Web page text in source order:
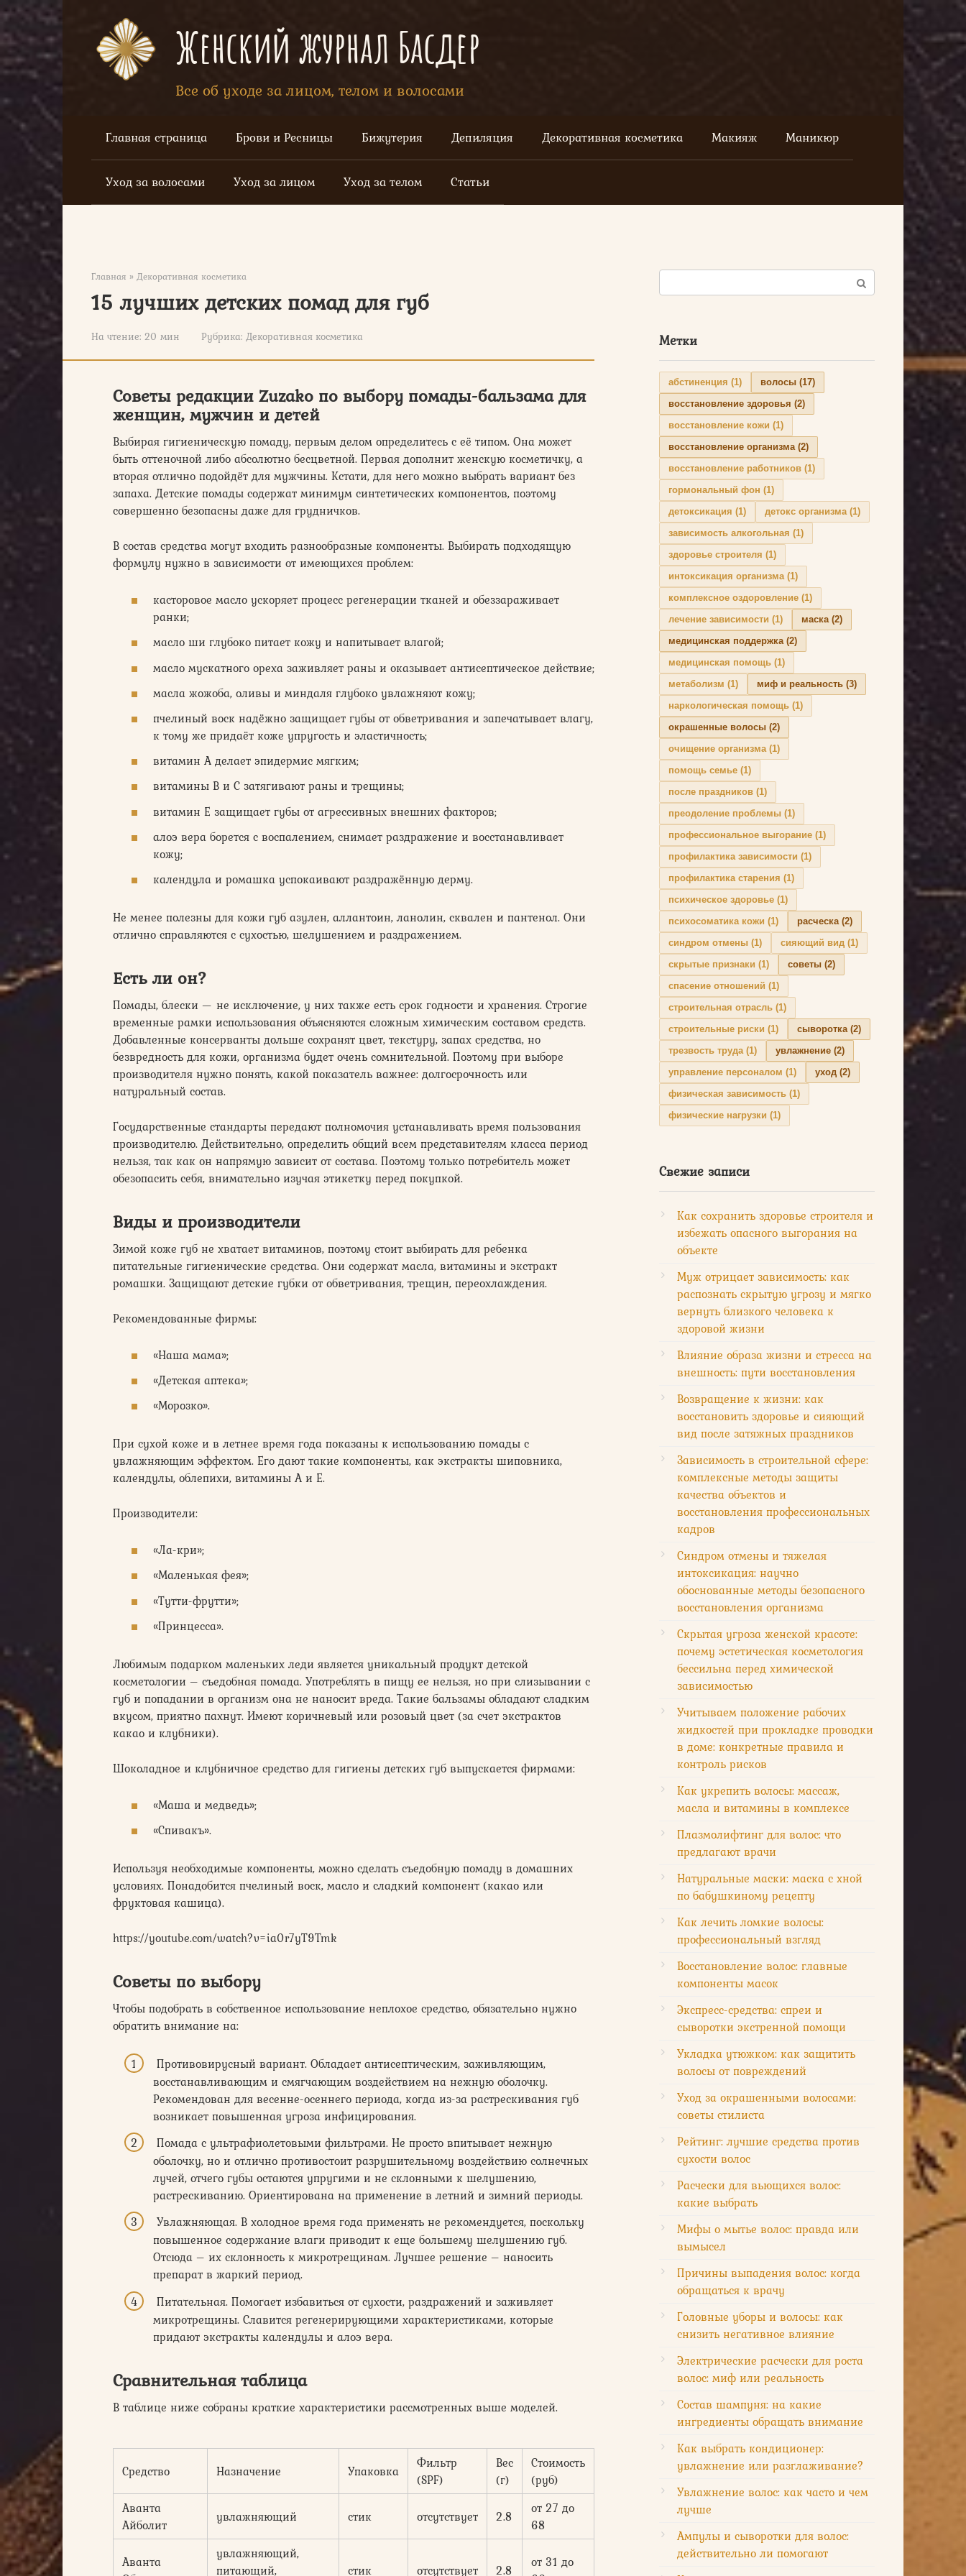
Перейти
к
контенту
Женский журнал Басдер
Все об уходе за лицом, телом и волосами
Главная страница Брови и Ресницы Бижутерия Депиляция Декоративная косметика Макияж Маникюр
Уход за волосами Уход за лицом Уход за телом Статьи
Главная » Декоративная косметика
15 лучших детских помад для губ
На чтение: 20 мин Рубрика: Декоративная косметика
Советы редакции Zuzako по выбору помады-бальзама для
женщин, мужчин и детей
Выбирая гигиеническую помаду, первым делом определитесь с её типом. Она может
быть оттеночной либо абсолютно бесцветной. Первая дополнит женскую косметичку, а
вторая отлично подойдёт для мужчины. Кстати, для него можно выбрать вариант без
запаха. Детские помады содержат минимум синтетических компонентов, поэтому
совершенно безопасны даже для грудничков.
В состав средства могут входить разнообразные компоненты. Выбирать подходящую
формулу нужно в зависимости от имеющихся проблем:
касторовое масло ускоряет процесс регенерации тканей и обеззараживает
ранки;
масло ши глубоко питает кожу и напитывает влагой;
масло мускатного ореха заживляет раны и оказывает антисептическое действие;
масла жожоба, оливы и миндаля глубоко увлажняют кожу;
пчелиный воск надёжно защищает губы от обветривания и запечатывает влагу,
к тому же придаёт коже упругость и эластичность;
витамин А делает эпидермис мягким;
витамины В и С затягивают раны и трещины;
витамин Е защищает губы от агрессивных внешних факторов;
алоэ вера борется с воспалением, снимает раздражение и восстанавливает
кожу;
календула и ромашка успокаивают раздражённую дерму.
Не менее полезны для кожи губ азулен, аллантоин, ланолин, сквален и пантенол. Они
отлично справляются с сухостью, шелушением и раздражением.
Есть ли он?
Помады, блески — не исключение, у них также есть срок годности и хранения. Строгие
временные рамки использования объясняются сложным химическим составом средств.
Добавленные консерванты дольше сохранят цвет, текстуру, запах средства, но
безвредность для кожи, организма будет очень сомнительной. Поэтому при выборе
производителя нужно понять, какой показатель важнее: долгосрочность или
натуральный состав.
Государственные стандарты передают полномочия устанавливать время пользования
производителю. Действительно, определить общий всем представителям класса период
нельзя, так как он напрямую зависит от состава. Поэтому только потребитель может
обезопасить себя, внимательно изучая этикетку перед покупкой.
Виды и производители
Зимой коже губ не хватает витаминов, поэтому стоит выбирать для ребенка
питательные гигиенические средства. Они содержат масла, витамины и экстракт
ромашки. Защищают детские губки от обветривания, трещин, переохлаждения.
Рекомендованные фирмы:
«Наша мама»;
«Детская аптека»;
«Морозко».
При сухой коже и в летнее время года показаны к использованию помады с
увлажняющим эффектом. Его дают такие компоненты, как экстракты шиповника,
календулы, облепихи, витамины А и Е.
Производители:
«Ла-кри»;
«Маленькая фея»;
«Тутти-фрутти»;
«Принцесса».
Любимым подарком маленьких леди является уникальный продукт детской
косметологии – съедобная помада. Употреблять в пищу ее нельзя, но при слизывании с
губ и попадании в организм она не наносит вреда. Такие бальзамы обладают сладким
вкусом, приятно пахнут. Имеют коричневый или розовый цвет (за счет экстрактов
какао и клубники).
Шоколадное и клубничное средство для гигиены детских губ выпускается фирмами:
«Маша и медведь»;
«Спивакъ».
Используя необходимые компоненты, можно сделать съедобную помаду в домашних
условиях. Понадобится пчелиный воск, масло и сладкий компонент (какао или
фруктовая кашица).
https://youtube.com/watch?v=ia0r7yT9Tmk
Советы по выбору
Чтобы подобрать в собственное использование неплохое средство, обязательно нужно
обратить внимание на:
Противовирусный вариант. Обладает антисептическим, заживляющим,
восстанавливающим и смягчающим воздействием на нежную оболочку.
Рекомендован для весенне-осеннего периода, когда из-за растрескивания губ
возникает повышенная угроза инфицирования.
Помада с ультрафиолетовыми фильтрами. Не просто впитывает нежную
оболочку, но и отлично противостоит разрушительному воздействию солнечных
лучей, отчего губы остаются упругими и не склонными к шелушению,
растрескиванию. Ориентирована на применение в летний и зимний периоды.
Увлажняющая. В холодное время года применять не рекомендуется, поскольку
повышенное содержание влаги приводит к еще большему шелушению губ.
Отсюда – их склонность к микротрещинам. Лучшее решение – наносить
препарат в жаркий период.
Питательная. Помогает избавиться от сухости, раздражений и заживляет
микротрещины. Славится регенерирующими характеристиками, которые
придают экстракты календулы и алоэ вера.
Сравнительная таблица
В таблице ниже собраны краткие характеристики рассмотренных выше моделей.
Средство Назначение Упаковка
Фильтр
(SPF)
Вес
(г)
Стоимость
(руб)
Аванта
Айболит
увлажняющий стик отсутствует 2.8
от 27 до
68
Аванта
увлажняющий,
питающий,
стик отсутствует 2.8
от 31 до
Поиск:
Метки
абстиненция (1) волосы (17)
восстановление здоровья (2)
восстановление кожи (1)
восстановление организма(2)
восстановление работников (1)
гормональный фон (1)
детоксикация (1) детокс организма(1)
зависимость алкогольная (1)
здоровье строителя (1)
интоксикация организма(1)
комплексное оздоровление (1)
лечение зависимости (1) маска(2)
медицинская поддержка(2)
медицинская помощь (1)
метаболизм (1) миф и реальность (3)
наркологическая помощь (1)
окрашенные волосы (2)
очищение организма(1)
помощь семье (1)
после праздников (1)
преодоление проблемы (1)
профессиональное выгорание (1)
профилактика зависимости (1)
профилактика старения (1)
психическое здоровье (1)
психосоматика кожи (1) расческа(2)
синдром отмены (1) сияющий вид (1)
скрытые признаки (1) советы (2)
спасение отношений (1)
строительная отрасль (1)
строительные риски (1) сыворотка(2)
трезвость труда(1) увлажнение (2)
управление персоналом (1) уход (2)
физическая зависимость (1)
физические нагрузки (1)
Свежие записи
Как сохранить здоровье строителя и
избежать опасного выгорания на
объекте
Муж отрицает зависимость: как
распознать скрытую угрозу и мягко
вернуть близкого человека к
здоровой жизни
Влияние образа жизни и стресса на
внешность: пути восстановления
Возвращение к жизни: как
восстановить здоровье и сияющий
вид после затяжных праздников
Зависимость в строительной сфере:
комплексные методы защиты
качества объектов и
восстановления профессиональных
кадров
Синдром отмены и тяжелая
интоксикация: научно
обоснованные методы безопасного
восстановления организма
Скрытая угроза женской красоте:
почему эстетическая косметология
бессильна перед химической
зависимостью
Учитываем положение рабочих
жидкостей при прокладке проводки
в доме: конкретные правила и
контроль рисков
Как укрепить волосы: массаж,
масла и витамины в комплексе
Плазмолифтинг для волос: что
предлагают врачи
Натуральные маски: маска с хной
по бабушкиному рецепту
Как лечить ломкие волосы:
профессиональный взгляд
Восстановление волос: главные
компоненты масок
Экспресс-средства: спреи и
сыворотки экстренной помощи
Укладка утюжком: как защитить
волосы от повреждений
Уход за окрашенными волосами:
советы стилиста
Рейтинг: лучшие средства против
сухости волос
Расчески для вьющихся волос:
какие выбрать
Мифы о мытье волос: правда или
вымысел
Причины выпадения волос: когда
обращаться к врачу
Головные уборы и волосы: как
снизить негативное влияние
Электрические расчески для роста
волос: миф или реальность
Состав шампуня: на какие
ингредиенты обращать внимание
Как выбрать кондиционер:
увлажнение или разглаживание?
Увлажнение волос: как часто и чем
лучше
Ампулы и сыворотки для волос:
действительно ли помогают